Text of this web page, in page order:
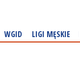
WGID LIGI MĘSKIE